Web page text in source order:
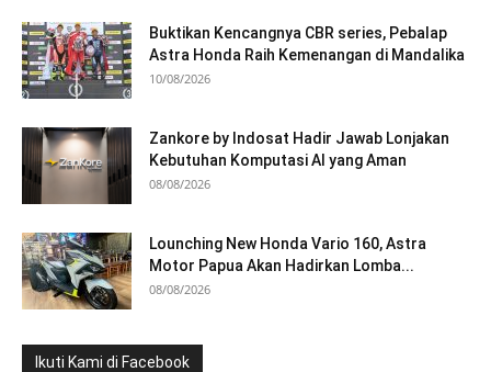
Buktikan Kencangnya CBR series, Pebalap
Astra Honda Raih Kemenangan di Mandalika
10/08/2026
Zankore by Indosat Hadir Jawab Lonjakan
Kebutuhan Komputasi AI yang Aman
08/08/2026
Lounching New Honda Vario 160, Astra
Motor Papua Akan Hadirkan Lomba...
08/08/2026
Ikuti Kami di Facebook